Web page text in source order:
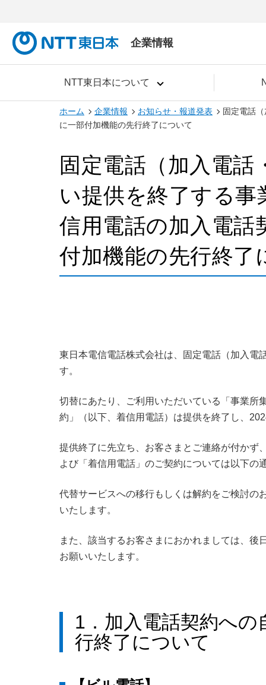
企業情報
NTT東日本について
ホーム 企業情報 お知らせ・報道発表
固定電話
に一部付加機能の先行終了について
固定電話（加入電
い提供を終了する
信用電話の加入電話
付加機能の先行終了
東日本電信電話株式会社は、固定電話（加入電
す。
切替にあたり、ご利用いただいている「事業所
約」（以下、着信用電話）は提供を終了し、
提供終了に先立ち、お客さまとご連絡が付かず
よび「着信用電話」のご契約については以下の
代替サービスへの移行もしくは解約をご検討の
いたします。
また、該当するお客さまにおかれましては、
お願いいたします。
1．加入電話契約へ
行終了について